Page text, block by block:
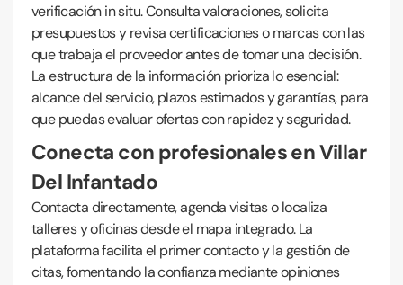
verificación in situ. Consulta valoraciones, solicita
presupuestos y revisa certificaciones o marcas con las
que trabaja el proveedor antes de tomar una decisión.
La estructura de la información prioriza lo esencial:
alcance del servicio, plazos estimados y garantías, para
que puedas evaluar ofertas con rapidez y seguridad.
Conecta con profesionales en Villar
Del Infantado
Contacta directamente, agenda visitas o localiza
talleres y oficinas desde el mapa integrado. La
plataforma facilita el primer contacto y la gestión de
citas, fomentando la confianza mediante opiniones